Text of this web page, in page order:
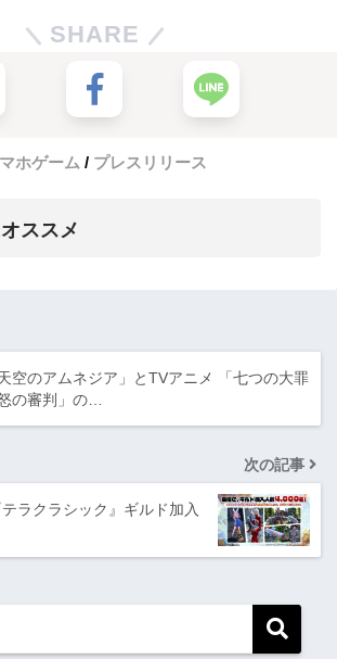
SHARE
ホゲーム プレスリリース
ススメ
天空のアムネジア」とTVアニメ 「七つの大罪
の審判」の…
次の記事
ラクラシック』ギルド加入